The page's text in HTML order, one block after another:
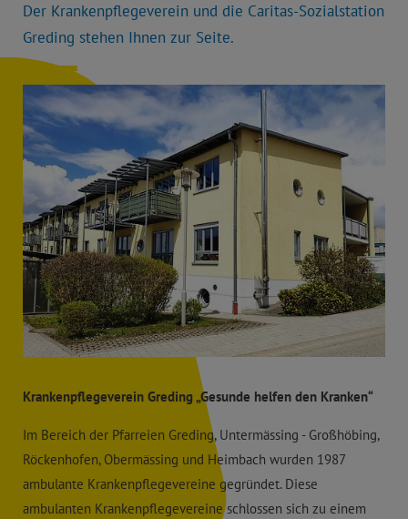
Der Krankenpflegeverein und die Caritas-Sozialstation
Greding stehen Ihnen zur Seite.
Krankenpflegeverein Greding „Gesunde helfen den Kranken“
Im Bereich der Pfarreien Greding, Untermässing - Großhöbing,
Röckenhofen, Obermässing und Heimbach wurden 1987
ambulante Krankenpflegevereine gegründet. Diese
ambulanten Krankenpflegevereine schlossen sich zu einem